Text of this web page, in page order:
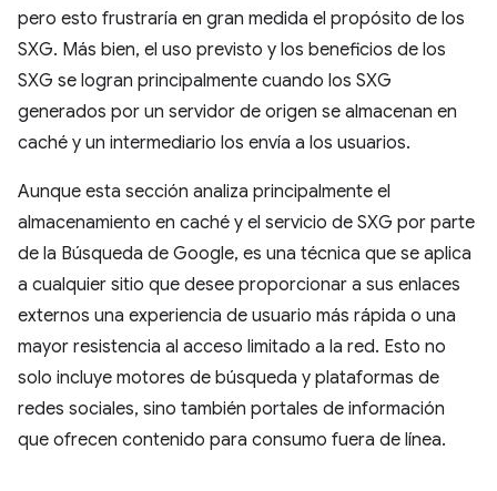
pero esto frustraría en gran medida el propósito de los
SXG. Más bien, el uso previsto y los beneficios de los
SXG se logran principalmente cuando los SXG
generados por un servidor de origen se almacenan en
caché y un intermediario los envía a los usuarios.
Aunque esta sección analiza principalmente el
almacenamiento en caché y el servicio de SXG por parte
de la Búsqueda de Google, es una técnica que se aplica
a cualquier sitio que desee proporcionar a sus enlaces
externos una experiencia de usuario más rápida o una
mayor resistencia al acceso limitado a la red. Esto no
solo incluye motores de búsqueda y plataformas de
redes sociales, sino también portales de información
que ofrecen contenido para consumo fuera de línea.